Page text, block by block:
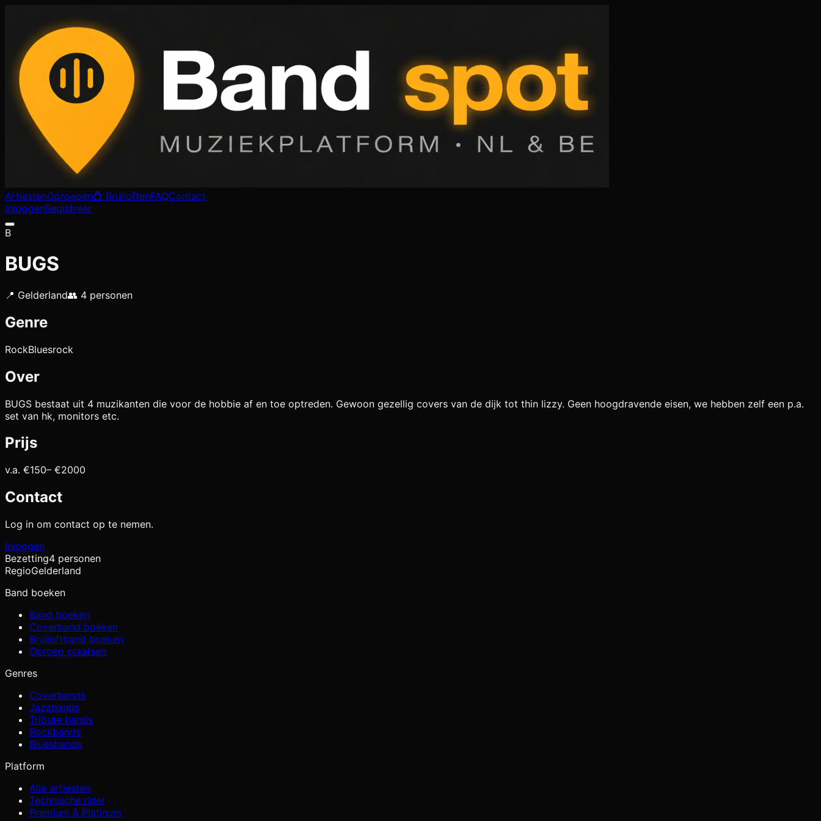
ArtiestenOproepen💍 BruiloftenFAQContact
InloggenRegistreer
B
BUGS
📍 Gelderland👥 4 personen
Genre
RockBluesrock
Over
BUGS bestaat uit 4 muzikanten die voor de hobbie af en toe optreden. Gewoon gezellig covers van de dijk tot thin lizzy. Geen hoogdravende eisen, we hebben zelf een p.a.
set van hk, monitors etc.
Prijs
v.a. €150– €2000
Contact
Log in om contact op te nemen.
Inloggen
Bezetting4 personen
RegioGelderland
Band boeken
Band boeken
Coverband boeken
Bruiloftband boeken
Oproep plaatsen
Genres
Coverbands
Jazzbands
Tribute bands
Rockbands
Bluesbands
Platform
Alle artiesten
Technische rider
Premium & Platinum